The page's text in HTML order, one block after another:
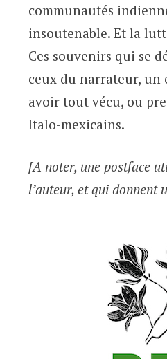
communautés
insoutenable. Et la
Ces souvenirs qui se
ceux du narrateur, un
avoir tout vécu, ou
Italo-mexicains.
[A noter, une postface
l’auteur, et qui donnent